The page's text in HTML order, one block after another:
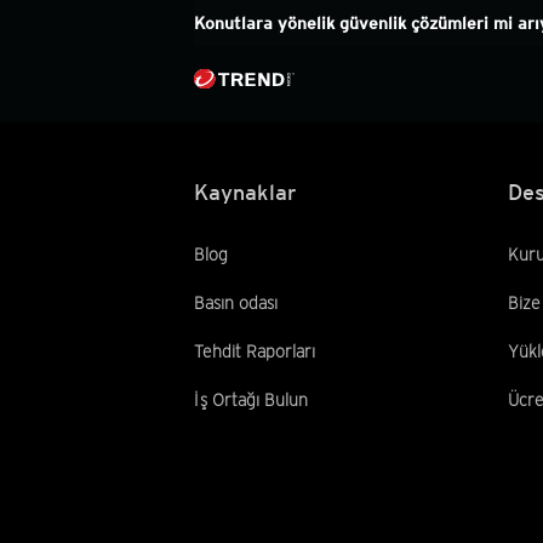
Konutlara yönelik güvenlik çözümleri mi
Konutlara yönelik güvenlik çözümleri mi
Kaynaklar
Blog
Basın odası
Tehdit Raporları
İş Ortağı Bulun
Bize